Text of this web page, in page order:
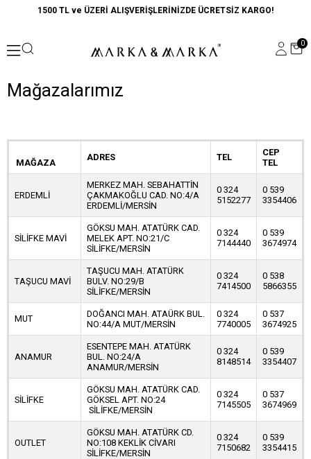
1500 TL ve ÜZERİ ALIŞVERİŞLERİNİZDE ÜCRETSİZ KARGO!
0
Mağazalarımız
MAĞAZA
ADRES TEL
CEP
TEL
ERDEMLİ
MERKEZ MAH. SEBAHATTİN
ÇAKMAKOĞLU CAD. NO:4/A
ERDEMLİ/MERSİN
0 324
5152277
0 539
3354406
SİLİFKE MAVİ
GÖKSU MAH. ATATÜRK CAD.
MELEK APT. NO:21/C
SİLİFKE/MERSİN
0 324
7144440
0 539
3674974
TAŞUCU MAVİ
TAŞUCU MAH. ATATÜRK
BULV. NO:29/B
SİLİFKE/MERSİN
0 324
7414500
0 538
5866355
MUT
DOĞANCI MAH. ATAÜRK BUL.
NO:44/A MUT/MERSİN
0 324
7740005
0 537
3674925
ANAMUR
ESENTEPE MAH. ATATÜRK
BUL. NO:24/A
ANAMUR/MERSİN
0 324
8148514
0 539
3354407
SİLİFKE
GÖKSU MAH. ATATÜRK CAD.
GÖKSEL APT. NO:24
SİLİFKE/MERSİN
0 324
7145505
0 537
3674969
OUTLET
GÖKSU MAH. ATATÜRK CD.
NO:108 KEKLİK CİVARI
SİLİFKE/MERSİN
0 324
7150682
0 539
3354415